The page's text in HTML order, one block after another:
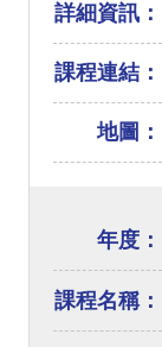
詳細資訊：
課程連結：
地圖：
年度：
課程名稱：